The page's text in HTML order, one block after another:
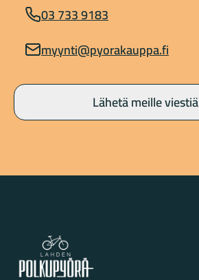
03 733 9183
myynti@pyorakauppa.fi
Lähetä meille viestiä
Lahden Polkupyörähuolto - etusivulle